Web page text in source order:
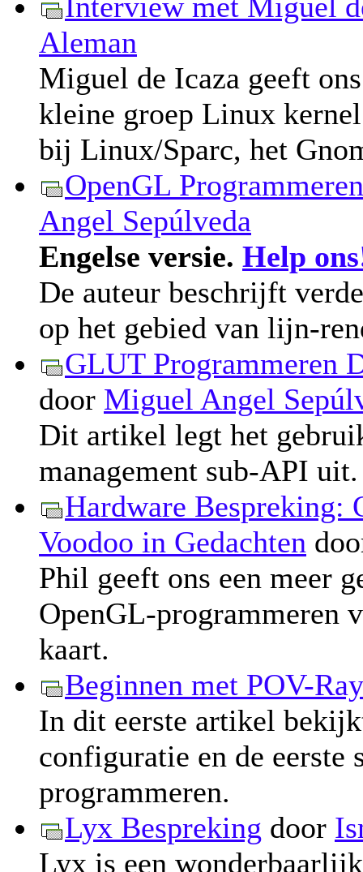
Interview met Miguel
Aleman
Miguel de Icaza geeft
kleine groep Linux
bij Linux/Sparc, het
OpenGL
Angel Sepúlveda
Engelse versie. Help
De auteur beschrijft
op het gebied van lijn-
GLUT Programmeren
door Miguel Angel
Dit artikel legt het
management sub-API uit.
Hardware
Voodoo in Gedachten
Phil geeft ons een meer
OpenGL-programmeren
kaart.
Beginnen met POV-Ray
In dit eerste artikel
configuratie en de eerste
programmeren.
Lyx Bespreking door
Lyx is een